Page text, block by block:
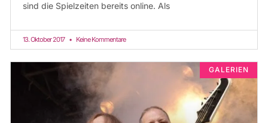
sind die Spielzeiten bereits online. Als
13. Oktober 2017 Keine Kommentare
GALERIEN